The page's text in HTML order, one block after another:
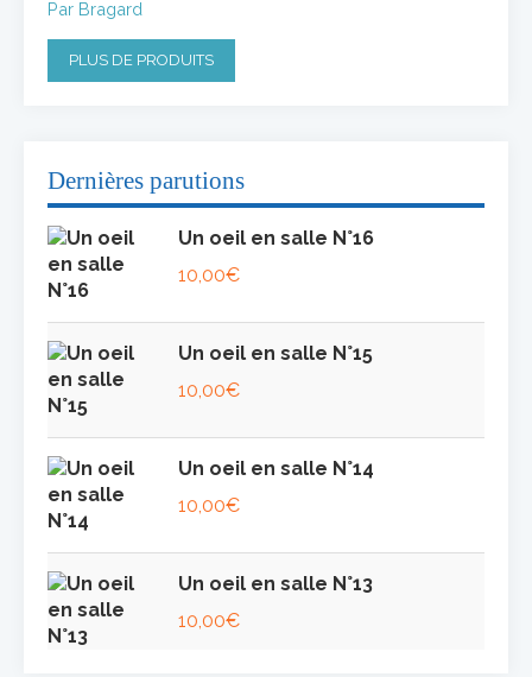
Par Bragard
PLUS DE PRODUITS
Dernières parutions
Un oeil en salle N°16
10,00€
Un oeil en salle N°15
10,00€
Un oeil en salle N°14
10,00€
Un oeil en salle N°13
10,00€